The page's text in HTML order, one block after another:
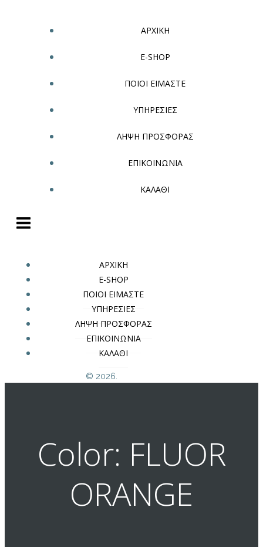
ΑΡΧΙΚΗ
E-SHOP
ΠΟΙΟΙ ΕΙΜΑΣΤΕ
ΥΠΗΡΕΣΙΕΣ
ΛΗΨΗ ΠΡΟΣΦΟΡΑΣ
ΕΠΙΚΟΙΝΩΝΙΑ
ΚΑΛΑΘΙ
ΑΡΧΙΚΗ
E-SHOP
ΠΟΙΟΙ ΕΙΜΑΣΤΕ
ΥΠΗΡΕΣΙΕΣ
ΛΗΨΗ ΠΡΟΣΦΟΡΑΣ
ΕΠΙΚΟΙΝΩΝΙΑ
ΚΑΛΑΘΙ
© 2026.
Color: FLUOR
ORANGE